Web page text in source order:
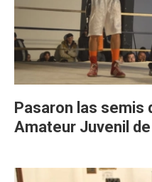
Pasaron las semis
Amateur Juvenil